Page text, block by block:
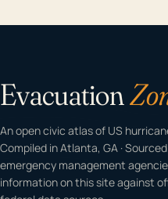
Evacuation
An open civic atlas of US
Compiled in Atlanta, GA ·
emergency management
information on this site against